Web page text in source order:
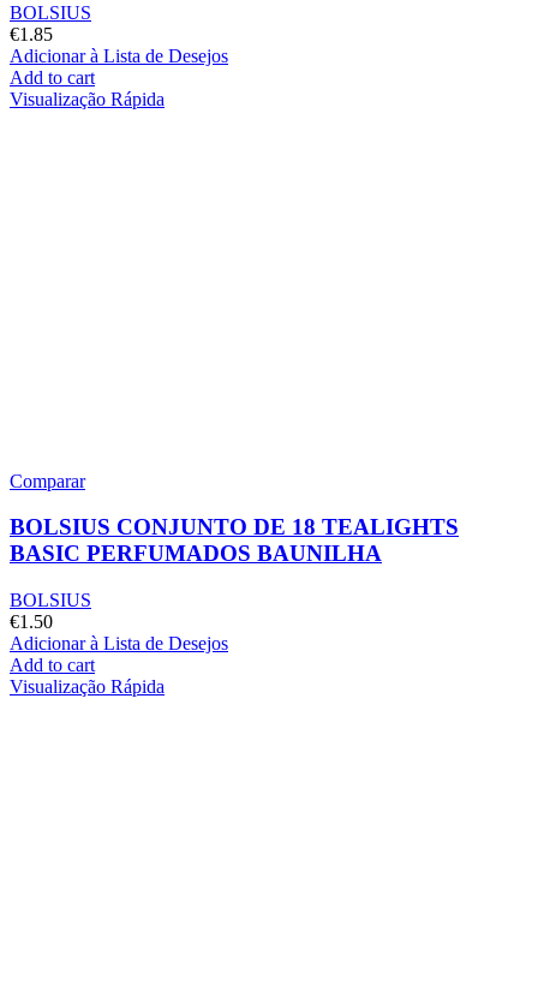
BOLSIUS
€1.85
Adicionar à Lista de Desejos
Add to cart
Visualização Rápida
Comparar
BOLSIUS CONJUNTO DE 18 TEALIGHTS
BASIC PERFUMADOS BAUNILHA
BOLSIUS
€1.50
Adicionar à Lista de Desejos
Add to cart
Visualização Rápida